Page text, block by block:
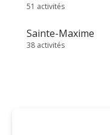
51 activités
Sainte-Maxime
38 activités